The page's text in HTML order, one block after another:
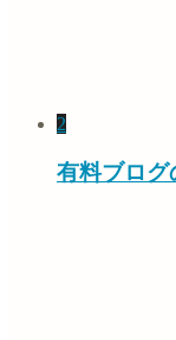
2
有料ブログ